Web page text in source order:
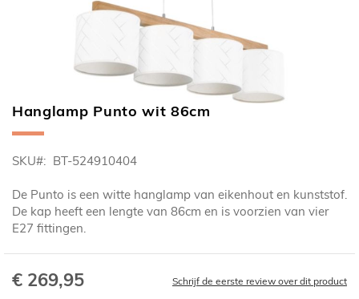
Ga
naar
begin
de
afbeeldingen-
gallerij
Hanglamp Punto wit 86cm
SKU BT-524910404
De Punto is een witte hanglamp van eikenhout en kunststof.
De kap heeft een lengte van 86cm en is voorzien van vier
E27 fittingen.
€ 269,95 Schrijf de eerste review over dit product